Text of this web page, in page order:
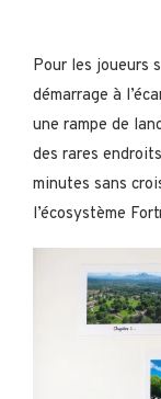
Pour les joueurs
démarrage à
une rampe de
des rares
minutes sans
l’écosystème